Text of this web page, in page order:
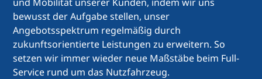
bewusst der Aufgabe stellen, unser
Angebotsspektrum regelmäßig durch
zukunftsorientierte Leistungen zu erweitern. So
setzen wir immer wieder neue Maßstäbe beim Full-
Service rund um das Nutzfahrzeug.